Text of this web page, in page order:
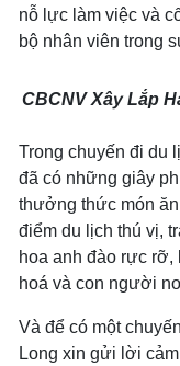
nỗ lực làm việc và
bộ nhân viên trong
CBCNV Xây Lắp
Trong chuyến đi du
đã có những giây
thưởng thức món
điểm du lịch thú vị,
hoa anh đào rực
hoá và con người
Và để có một
Long xin gửi lời